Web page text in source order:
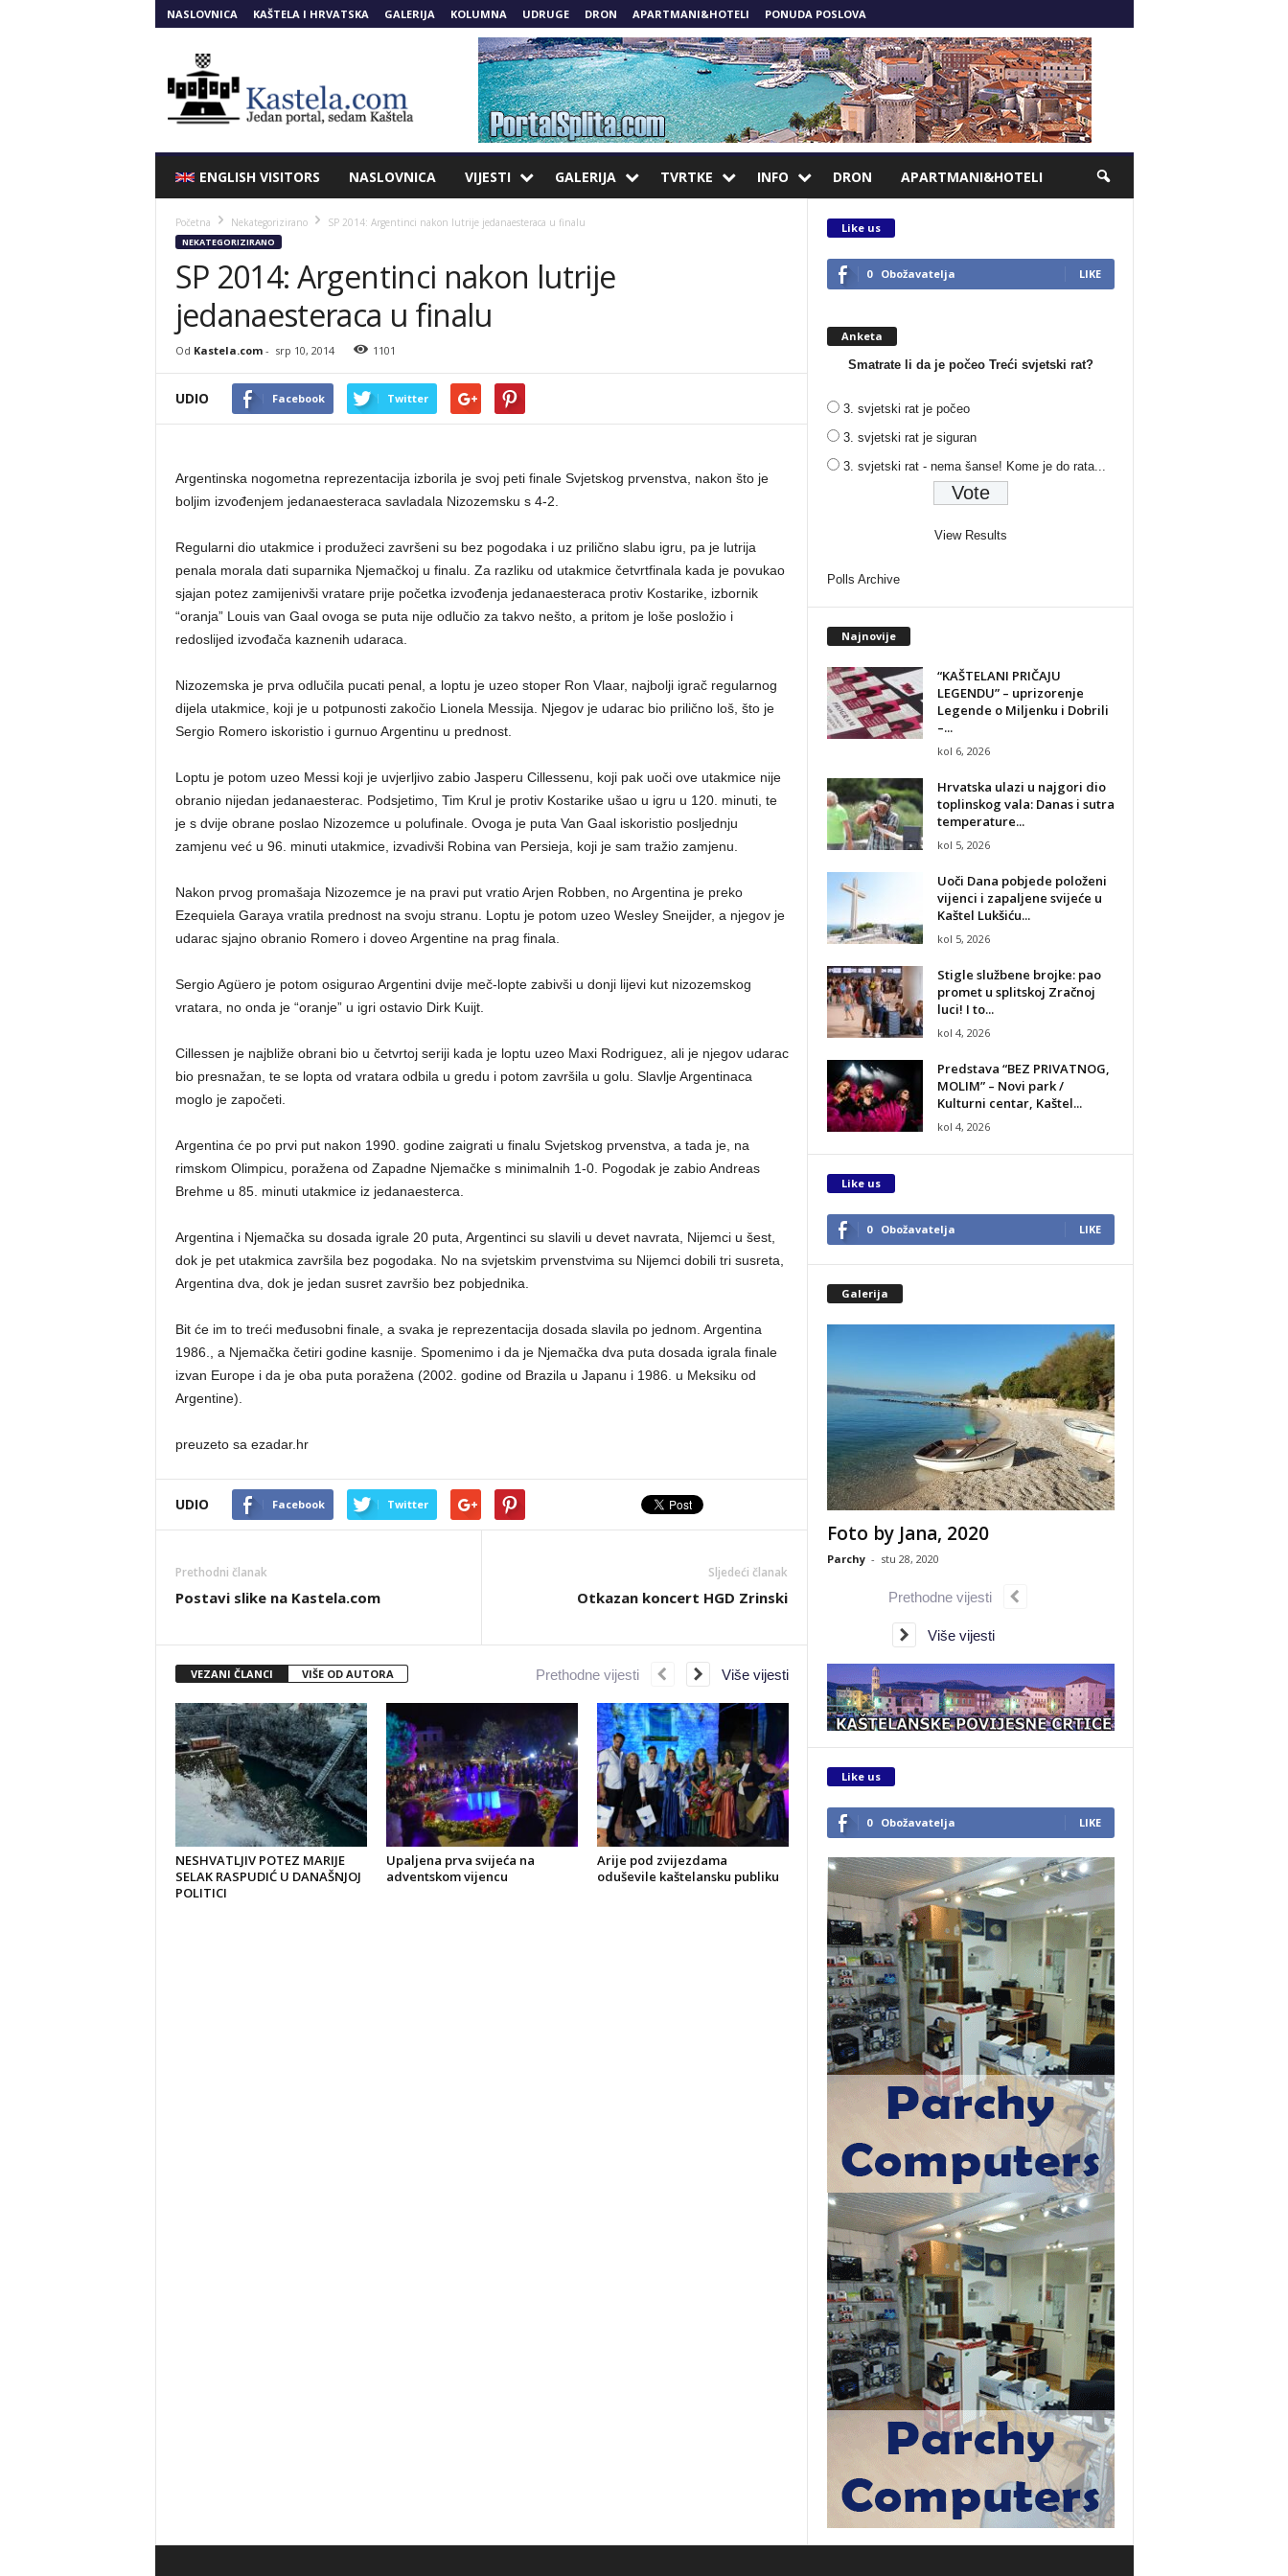
NASLOVNICA KAŠTELA I HRVATSKA GALERIJA KOLUMNA UDRUGE DRON APARTMANI&HOTELI PONUDA POSLOVA
ENGLISH VISITORS NASLOVNICA VIJESTI GALERIJA TVRTKE INFO DRON APARTMANI&HOTELI
Početna Nekategorizirano SP 2014: Argentinci nakon lutrije jedanaesteraca u finalu
NEKATEGORIZIRANO
SP 2014: Argentinci nakon lutrije
jedanaesteraca u finalu
Od Kastela.com- srp 10, 2014 1101
UDIO Facebook Twitter
Argentinska nogometna reprezentacija izborila je svoj peti finale Svjetskog prvenstva, nakon što je
boljim izvođenjem jedanaesteraca savladala Nizozemsku s 4-2.
Regularni dio utakmice i produžeci završeni su bez pogodaka i uz prilično slabu igru, pa je lutrija
penala morala dati suparnika Njemačkoj u finalu. Za razliku od utakmice četvrtfinala kada je povukao
sjajan potez zamijenivši vratare prije početka izvođenja jedanaesteraca protiv Kostarike, izbornik
“oranja” Louis van Gaal ovoga se puta nije odlučio za takvo nešto, a pritom je loše posložio i
redoslijed izvođača kaznenih udaraca.
Nizozemska je prva odlučila pucati penal, a loptu je uzeo stoper Ron Vlaar, najbolji igrač regularnog
dijela utakmice, koji je u potpunosti zakočio Lionela Messija. Njegov je udarac bio prilično loš, što je
Sergio Romero iskoristio i gurnuo Argentinu u prednost.
Loptu je potom uzeo Messi koji je uvjerljivo zabio Jasperu Cillessenu, koji pak uoči ove utakmice nije
obranio nijedan jedanaesterac. Podsjetimo, Tim Krul je protiv Kostarike ušao u igru u 120. minuti, te
je s dvije obrane poslao Nizozemce u polufinale. Ovoga je puta Van Gaal iskoristio posljednju
zamjenu već u 96. minuti utakmice, izvadivši Robina van Persieja, koji je sam tražio zamjenu.
Nakon prvog promašaja Nizozemce je na pravi put vratio Arjen Robben, no Argentina je preko
Ezequiela Garaya vratila prednost na svoju stranu. Loptu je potom uzeo Wesley Sneijder, a njegov je
udarac sjajno obranio Romero i doveo Argentine na prag finala.
Sergio Agüero je potom osigurao Argentini dvije meč-lopte zabivši u donji lijevi kut nizozemskog
vratara, no onda je “oranje” u igri ostavio Dirk Kuijt.
Cillessen je najbliže obrani bio u četvrtoj seriji kada je loptu uzeo Maxi Rodriguez, ali je njegov udarac
bio presnažan, te se lopta od vratara odbila u gredu i potom završila u golu. Slavlje Argentinaca
moglo je započeti.
Argentina će po prvi put nakon 1990. godine zaigrati u finalu Svjetskog prvenstva, a tada je, na
rimskom Olimpicu, poražena od Zapadne Njemačke s minimalnih 1-0. Pogodak je zabio Andreas
Brehme u 85. minuti utakmice iz jedanaesterca.
Argentina i Njemačka su dosada igrale 20 puta, Argentinci su slavili u devet navrata, Nijemci u šest,
dok je pet utakmica završila bez pogodaka. No na svjetskim prvenstvima su Nijemci dobili tri susreta,
Argentina dva, dok je jedan susret završio bez pobjednika.
Bit će im to treći međusobni finale, a svaka je reprezentacija dosada slavila po jednom. Argentina
1986., a Njemačka četiri godine kasnije. Spomenimo i da je Njemačka dva puta dosada igrala finale
izvan Europe i da je oba puta poražena (2002. godine od Brazila u Japanu i 1986. u Meksiku od
Argentine).
preuzeto sa ezadar.hr
UDIO Facebook Twitter
Prethodni članak
Postavi slike na Kastela.com
Sljedeći članak
Otkazan koncert HGD Zrinski
VEZANI ČLANCI VIŠE OD AUTORA
NESHVATLJIV POTEZ MARIJE
SELAK RASPUDIĆ U DANAŠNJOJ
POLITICI
Upaljena prva svijeća na
adventskom vijencu
Arije pod zvijezdama
oduševile kaštelansku publiku
Prethodne vijesti Više vijesti
Like us
0 Obožavatelja LIKE
Anketa
Smatrate li da je počeo Treći svjetski rat?
3. svjetski rat je počeo
3. svjetski rat je siguran
3. svjetski rat - nema šanse! Kome je do rata...
View Results
Polls Archive
Najnovije
“KAŠTELANI PRIČAJU
LEGENDU” – uprizorenje
Legende o Miljenku i Dobrili
–...
kol 6, 2026
Hrvatska ulazi u najgori dio
toplinskog vala: Danas i sutra
temperature...
kol 5, 2026
Uoči Dana pobjede položeni
vijenci i zapaljene svijeće u
Kaštel Lukšiću...
kol 5, 2026
Stigle službene brojke: pao
promet u splitskoj Zračnoj
luci! I to...
kol 4, 2026
Predstava “BEZ PRIVATNOG,
MOLIM” – Novi park /
Kulturni centar, Kaštel...
kol 4, 2026
Like us
0 Obožavatelja LIKE
Galerija
Foto by Jana, 2020
Parchy - stu 28, 2020
Prethodne vijesti
Više vijesti
Like us
0 Obožavatelja LIKE